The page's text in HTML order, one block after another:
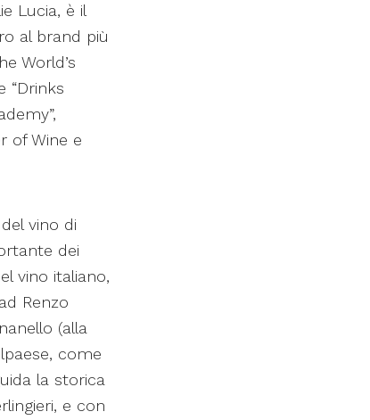
Lucia, è il
al brand più
World’s
“Drinks
of Wine e
vino di
dei
vino italiano,
Renzo
(alla
come
la storica
e con